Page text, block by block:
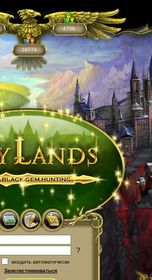
16774
4708
?
входить автоматически
Зарегистрироваться